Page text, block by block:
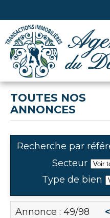
TOUTES NOS
ANNONCES
Recherche par
Secteur
Type de bien
Annonce : 49/98